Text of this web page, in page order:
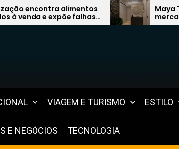
Maya Tântrica quer liderar
mercado de terapias com
inovador
VIAGEM E TURISMO ESTILO
E NEGÓCIOS TECNOLOGIA